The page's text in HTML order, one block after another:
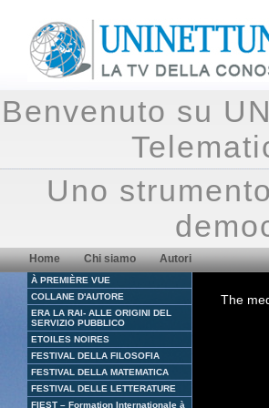
Benvenuto su
Uno
Home Chi siamo Autori
À PREMIÈRE VUE
COLLANE D'AUTORE
ERA LA RAI- ALLE ORIGINI DEL
SERVIZIO PUBBLICO
ETOILES NOIRES
FESTIVAL DELLA FILOSOFIA
FESTIVAL DELLA MATEMATICA
FESTIVAL DELLE LETTERATURE
FIEST – Formation Internationale à
The